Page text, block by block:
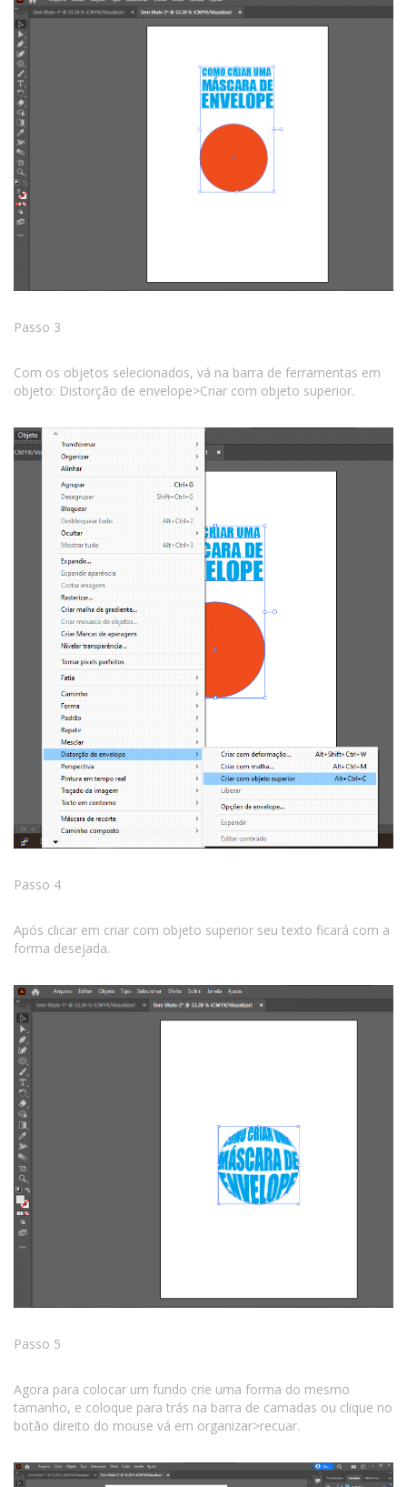
Passo 3
Com os objetos selecionados, vá na barra de ferramentas em
objeto: Distorção de envelope>Criar com objeto superior.
Passo 4
Após clicar em criar com objeto superior seu texto ficará com a
forma desejada.
Passo 5
Agora para colocar um fundo crie uma forma do mesmo
tamanho, e coloque para trás na barra de camadas ou clique no
botão direito do mouse vá em organizar>recuar.